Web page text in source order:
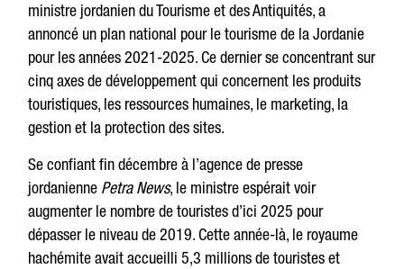
ministre jordanien du Tourisme et des Antiquités, a
annoncé un plan national pour le tourisme de la Jordanie
pour les années 2021-2025. Ce dernier se concentrant sur
cinq axes de développement qui concernent les produits
touristiques, les ressources humaines, le marketing, la
gestion et la protection des sites.
Se confiant fin décembre à l’agence de presse
jordanienne Petra News, le ministre espérait voir
augmenter le nombre de touristes d’ici 2025 pour
dépasser le niveau de 2019. Cette année-là, le royaume
hachémite avait accueilli 5,3 millions de touristes et